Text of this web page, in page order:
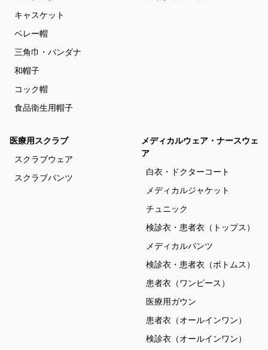
キャスケット
ベレー帽
三角巾・バンダナ
和帽子
コック帽
食品衛生用帽子
医療用スクラブ
スクラブウェア
スクラブパンツ
メディカルウェア・ナースウェ
ア
白衣・ドクターコート
メディカルジャケット
チュニック
検診衣・患者衣（トップス）
メディカルパンツ
検診衣・患者衣（ボトムス）
患者衣（ワンピース）
医療用ガウン
患者衣（オールインワン）
検診衣（オールインワン）